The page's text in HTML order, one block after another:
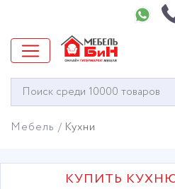
Окно
поиска
Мебель Кухни
КУПИТЬ